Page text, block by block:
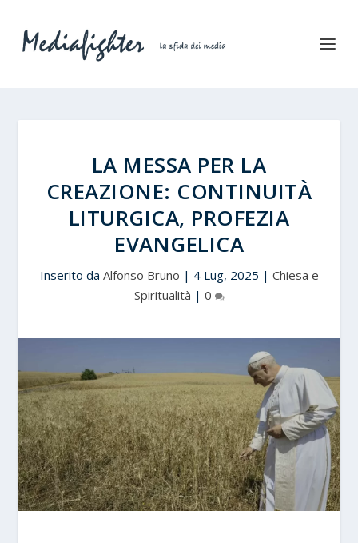
LA MESSA PER LA
CREAZIONE: CONTINUITÀ
LITURGICA, PROFEZIA
EVANGELICA
Inserito da Alfonso Bruno | 4 Lug, 2025 | Chiesa e
Spiritualità | 0